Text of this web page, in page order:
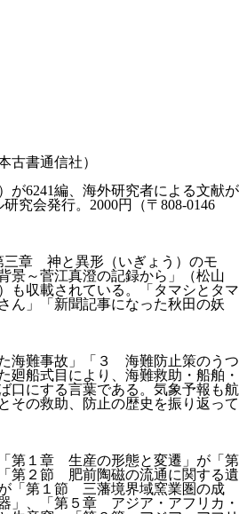
古書通信社）
が6241編、海外研究者による文献が
究会発行。2000円（〒808-0146
三章 神と異形（いぎょう）のモ
景～菅江真澄の記録から」（松山
も収載されている。「タマシとタマ
ん」「新聞記事になった秋田の妖
海難事故」「３ 海難防止策のうつ
船式目により、海難救助・船舶・
口にする言葉である。気象予報も航
その救助、防止の歴史を振り返って
第１章 生産の形態と変遷」が「第
第２節 肥前陶磁の流通に関する遺
「第１節 三藩境界域窯業圏の成
」、「第５章 アジア・アフリカ・